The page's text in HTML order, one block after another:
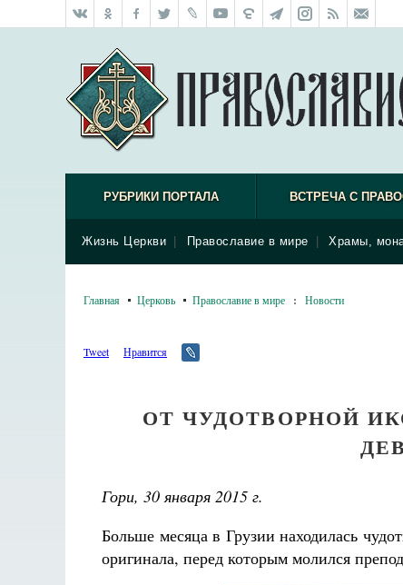
РУБРИКИ ПОРТАЛА ВСТРЕЧА С
Жизнь Церкви Православие в мире Храмы,
Главная Церковь Православие в мире : Новости
Tweet Нравится
ОТ ЧУДОТВОРНОЙ
Гори, 30 января 2015 г.
Больше месяца в Грузии находилась
оригинала, перед которым молился